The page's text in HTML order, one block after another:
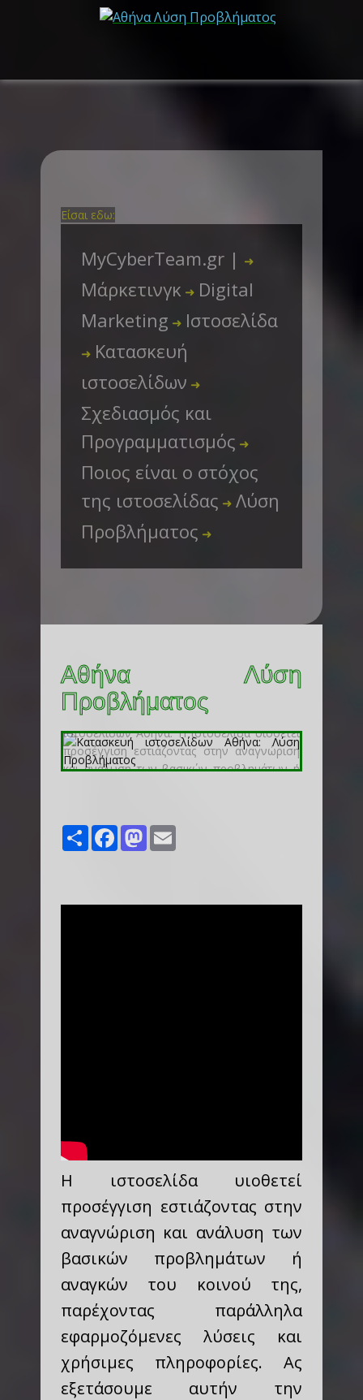
Είσαι εδω:
MyCyberTeam.gr | ➜
Μάρκετινγκ ➜ Digital
Marketing ➜ Ιστοσελίδα
➜ Κατασκευή
ιστοσελίδων ➜
Σχεδιασμός και
Προγραμματισμός ➜
Ποιος είναι ο στόχος
της ιστοσελίδας ➜ Λύση
Προβλήματος ➜
Αθήνα Λύση
Προβλήματος
Share FacebookMastodon
Η ιστοσελίδα υιοθετεί
προσέγγιση εστιάζοντας στην
αναγνώριση και ανάλυση των
βασικών προβλημάτων ή
αναγκών του κοινού της,
παρέχοντας παράλληλα
εφαρμοζόμενες λύσεις και
χρήσιμες πληροφορίες. Ας
εξετάσουμε αυτήν την